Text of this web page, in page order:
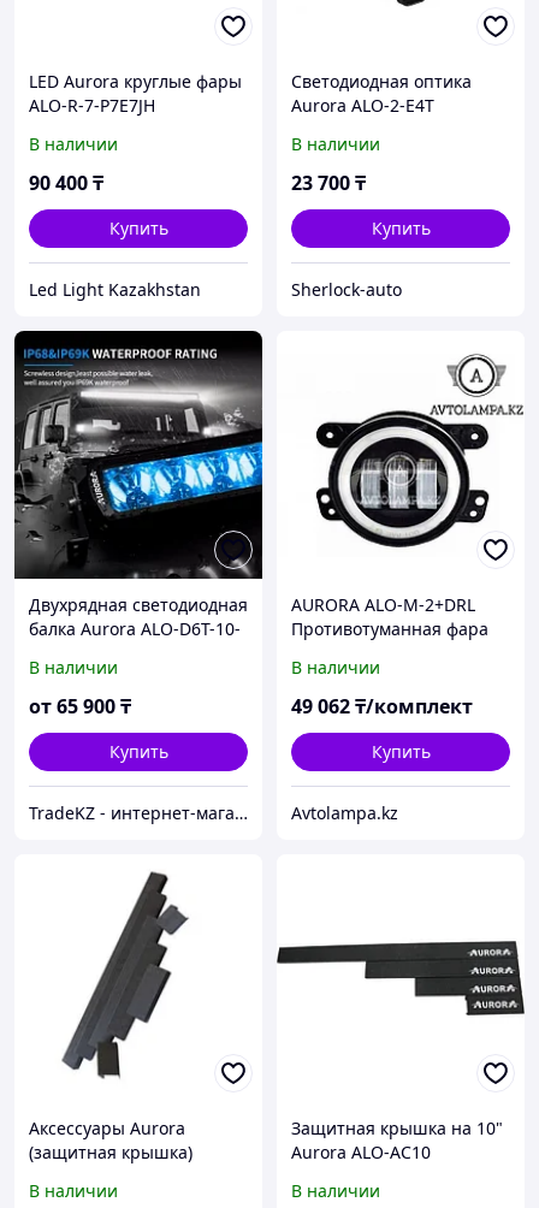
LED Aurora круглые фары
ALO-R-7-P7E7JH
В наличии
90 400₸
Купить
Led Light Kazakhstan
Светодиодная оптика
Aurora ALO-2-E4T
В наличии
23 700₸
Купить
Sherlock-auto
Двухрядная светодиодная
балка Aurora ALO-D6T-10-
В наличии
от65 900₸
Купить
TradeKZ - интернет-магазин
AURORA ALO-M-2+DRL
Противотуманная фара
В наличии
49 062₸/комплект
Купить
Avtolampa.kz
Аксессуары Aurora
(защитная крышка)
В наличии
Защитная крышка на 10"
Aurora ALO-AC10
В наличии